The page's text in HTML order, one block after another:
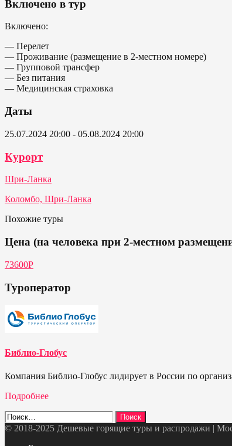
Включено в тур
Включено:
— Перелет
— Проживание (размещение в 2-местном номере)
— Групповой трансфер
— Без питания
— Медицинская страховка
Даты
25.07.2024 20:00 - 05.08.2024 20:00
Курорт
Шри-Ланка
Коломбо, Шри-Ланка
Похожие туры
Цена (на человека при 2-местном
73600Р
Туроператор
Библио-Глобус
Компания Библио-Глобус лидирует в России по
Подробнее
Найти:
© 2018-2025 Дешевые горящие туры и распродажи |